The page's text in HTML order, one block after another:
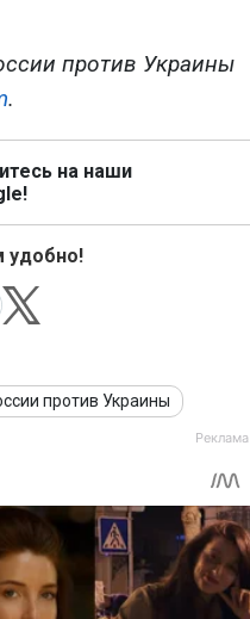
против Украины
.
на наши
удобно!
против Украины